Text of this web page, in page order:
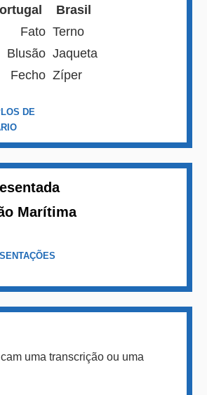
Brasil
Fato Terno
Blusão Jaqueta
Fecho Zíper
DE
Marítima
uma transcrição ou uma